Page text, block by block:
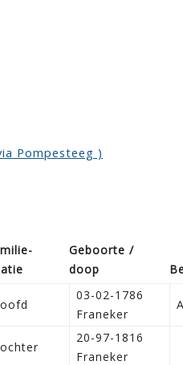
Pompesteeg )
Geboorte /
doop
03-02-1786
Franeker
20-97-1816
Franeker